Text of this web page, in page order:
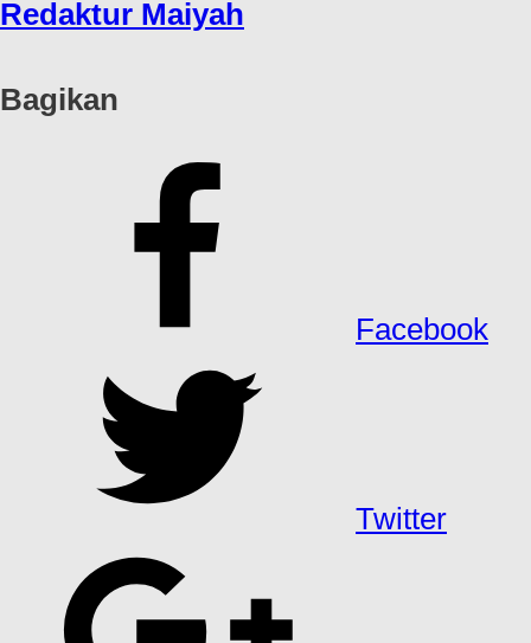
Redaktur Maiyah
Bagikan
Facebook
Twitter